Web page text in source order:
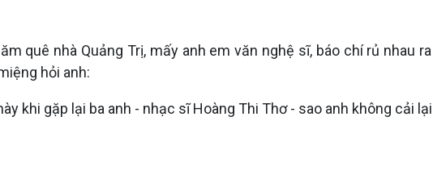
quê nhà Quảng Trị, mấy anh em văn nghệ sĩ, báo chí rủ nhau
hỏi anh:
khi gặp lại ba anh - nhạc sĩ Hoàng Thi Thơ - sao anh không cải